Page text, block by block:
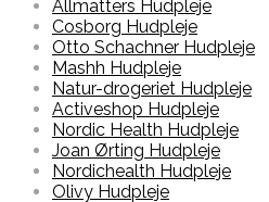
Allmatters Hudpleje
Cosborg Hudpleje
Otto Schachner Hudpleje
Mashh Hudpleje
Natur-drogeriet Hudpleje
Activeshop Hudpleje
Nordic Health Hudpleje
Joan Ørting Hudpleje
Nordichealth Hudpleje
Olivy Hudpleje